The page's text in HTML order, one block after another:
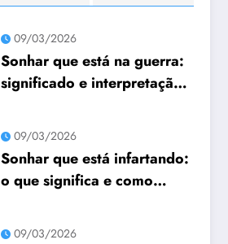
09/03/2026
Sonhar que está na guerra:
significado e interpretação
09/03/2026
Sonhar que está infartando:
o que significa e como
09/03/2026